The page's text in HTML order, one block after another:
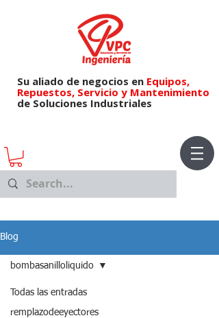
Su aliado de negocios en Equipos,
Repuestos, Servicio y Mantenimiento
de Soluciones Industriales
Blog
Todas las entradas
remplazodeeyectores
bombasanilloliquido